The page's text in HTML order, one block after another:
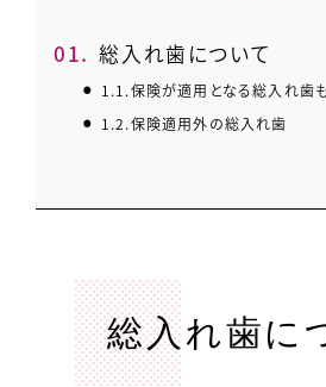
1. 総入れ歯について
1.1.保険が適用となる総入れ歯
1.2.保険適用外の総入れ歯
総入れ歯に